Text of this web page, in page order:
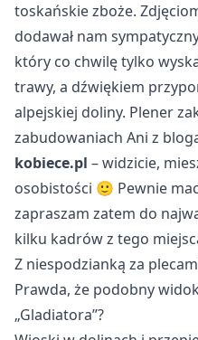
toskańskie zboże.
dodawał nam
który co chwilę tylko
trawy, a dźwiękiem
alpejskiej doliny. Plener
zabudowaniach Ani z
kobiece.pl – widzicie,
osobistości 🙂 Pewnie
zapraszam zatem do
kilku kadrów z tego
Z niespodzianką za
Prawda, że podobny
„Gladiatora”?